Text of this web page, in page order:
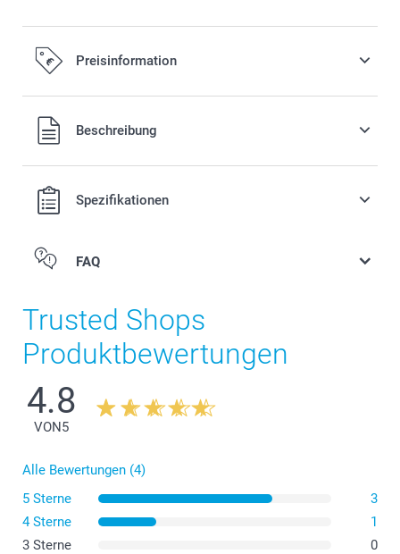
Preisinformation
Alle Preise verstehen sich in EURO (€) inkl. MwSt. und zzgl.
Versandkosten.Beschreibung
Spezifikationen
FAQ
Trusted Shops
Produktbewertungen
4.8
VON5
Alle Bewertungen (4)
5 Sterne
3
4 Sterne
1
3 Sterne
0